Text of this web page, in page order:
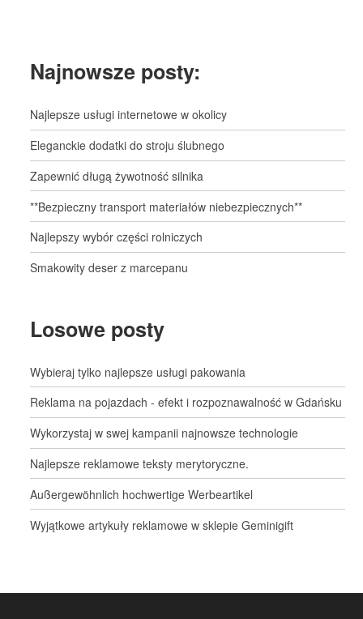
Najnowsze posty:
Najlepsze usługi internetowe w okolicy
Eleganckie dodatki do stroju ślubnego
Zapewnić długą żywotność silnika
**Bezpieczny transport materiałów niebezpiecznych**
Najlepszy wybór części rolniczych
Smakowity deser z marcepanu
Losowe posty
Wybieraj tylko najlepsze usługi pakowania
Reklama na pojazdach - efekt i rozpoznawalność w Gdańsku
Wykorzystaj w swej kampanii najnowsze technologie
Najlepsze reklamowe teksty merytoryczne.
Außergewöhnlich hochwertige Werbeartikel
Wyjątkowe artykuły reklamowe w sklepie Geminigift